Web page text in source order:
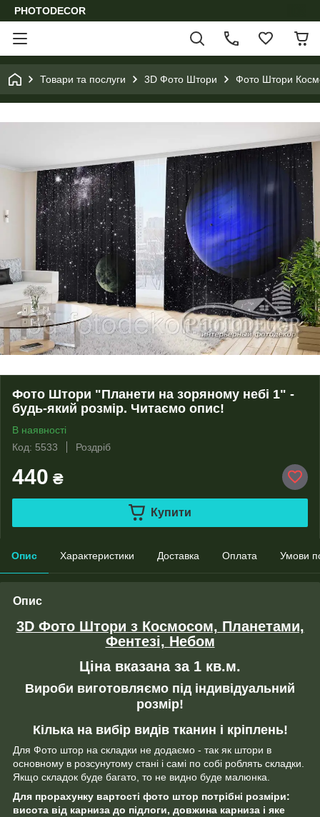
PHOTODECOR
Товари та послуги 3D Фото Штори Фото Штори
Фото Штори "Планети на зоряному небі 1" -
будь-який розмір. Читаємо опис!
В наявності
Код: 5533
Роздріб
440 ₴
Купити
Опис Характеристики Доставка Оплата Умови
Опис
3D Фото Штори з Космосом, Планетами,
Фентезі, Небом
Ціна вказана за 1 кв.м.
Вироби виготовляємо під індивідуальний
розмір!
Кілька на вибір видів тканин і кріплень!
Для Фото штор на складки не додаємо - так як штори в
основному в розсунутому стані і самі по собі роблять складки.
Якщо складок буде багато, то не видно буде малюнка.
Для прорахунку вартості фото штор потрібні розміри:
висота від карниза до підлоги, довжина карниза і яке